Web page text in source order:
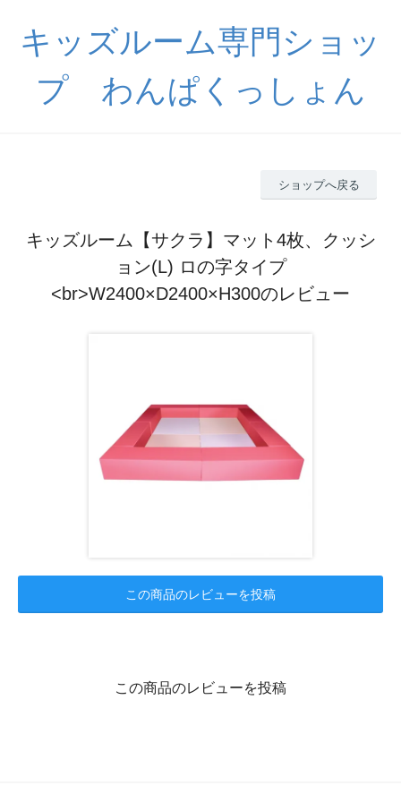
キッズルーム専門ショッ
プ わんぱくっしょん
ショップへ戻る
キッズルーム【サクラ】マット4枚、クッシ
ョン(L) ロの字タイプ
<br>W2400×D2400×H300のレビュー
この商品のレビューを投稿
この商品のレビューを投稿